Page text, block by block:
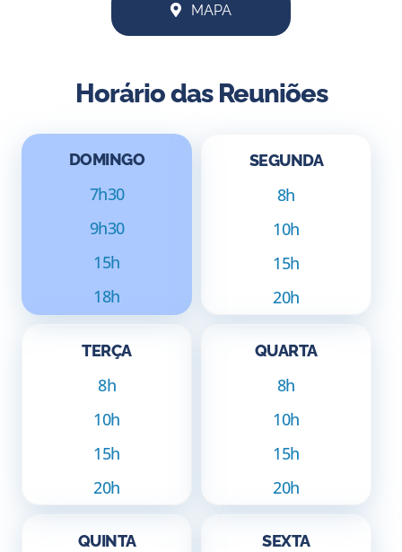
MAPA
Horário das Reuniões
DOMINGO
7h30
9h30
15h
18h
SEGUNDA
8h
10h
15h
20h
TERÇA
8h
10h
15h
20h
QUARTA
8h
10h
15h
20h
QUINTA SEXTA